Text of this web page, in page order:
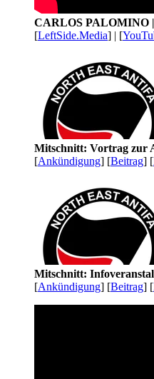
CARLOS PALOMINO
[LeftSide.Media] | [
Mitschnitt: Vortrag zur
[Ankündigung] [Beitrag] [
Mitschnitt:
[Ankündigung] [Beitrag] [